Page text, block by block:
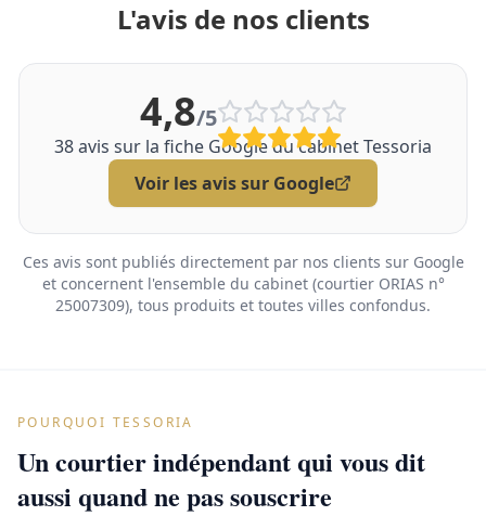
L'avis de nos clients
4,8/5
38avis sur la fiche Google du cabinet Tessoria
Voir les avis sur Google
Ces avis sont publiés directement par nos clients sur Google
et concernent l'ensemble du cabinet (courtier ORIAS n°
25007309), tous produits et toutes villes confondus.
POURQUOI TESSORIA
Un courtier indépendant qui vous dit
aussi quand ne pas souscrire